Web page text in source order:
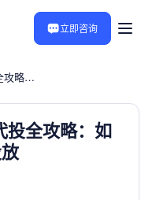
立即咨询
Google账户开户充值代投全攻略：如何高效管理海外广告投放
投全攻略：如